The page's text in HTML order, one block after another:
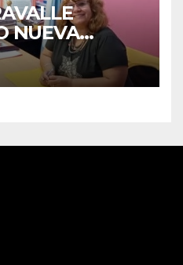
NUEVA
E.E.S. N° 82
DE